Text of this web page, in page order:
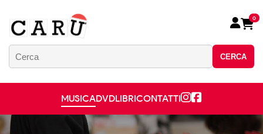
CERCA
0
MUSICADVDLIBRICONTATTI